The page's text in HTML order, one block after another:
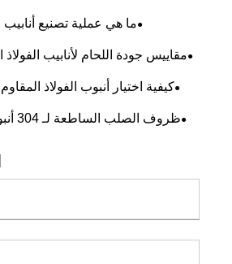
ما هي عملية تصنيع أنابيب
كيفية اختيار أنبوب الفولاذ